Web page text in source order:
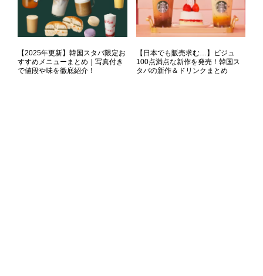
【2025年更新】韓国スタバ限定お
すすめメニューまとめ｜写真付き
で値段や味を徹底紹介！
【日本でも販売求む…】ビジュ
100点満点な新作を発売！韓国ス
タバの新作＆ドリンクまとめ